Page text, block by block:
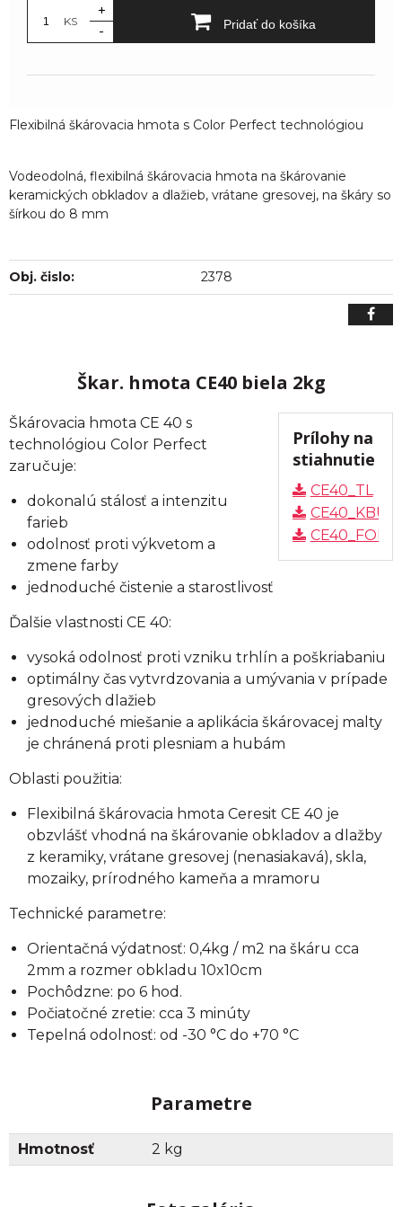
KS
+
-
Pridať do košíka
Flexibilná škárovacia hmota s Color Perfect technológiou
Vodeodolná, flexibilná škárovacia hmota na škárovanie
keramických obkladov a dlažieb, vrátane gresovej, na škáry so
šírkou do 8 mm
Obj. čislo: 2378
Škar. hmota CE40 biela 2kg
Prílohy na
stiahnutie
CE40_TL
CE40_KBU
CE40_FOLD
Škárovacia hmota CE 40 s
technológiou Color Perfect
zaručuje:
dokonalú stálosť a intenzitu
farieb
odolnosť proti výkvetom a
zmene farby
jednoduché čistenie a starostlivosť
Ďalšie vlastnosti CE 40:
vysoká odolnosť proti vzniku trhlín a poškriabaniu
optimálny čas vytvrdzovania a umývania v prípade
gresových dlažieb
jednoduché miešanie a aplikácia škárovacej malty
je chránená proti plesniam a hubám
Oblasti použitia:
Flexibilná škárovacia hmota Ceresit CE 40 je
obzvlášť vhodná na škárovanie obkladov a dlažby
z keramiky, vrátane gresovej (nenasiakavá), skla,
mozaiky, prírodného kameňa a mramoru
Technické parametre:
Orientačná výdatnosť: 0,4kg / m2 na škáru cca
2mm a rozmer obkladu 10x10cm
Pochôdzne: po 6 hod.
Počiatočné zretie: cca 3 minúty
Tepelná odolnosť: od -30 °C do +70 °C
Parametre
Hmotnosť 2 kg